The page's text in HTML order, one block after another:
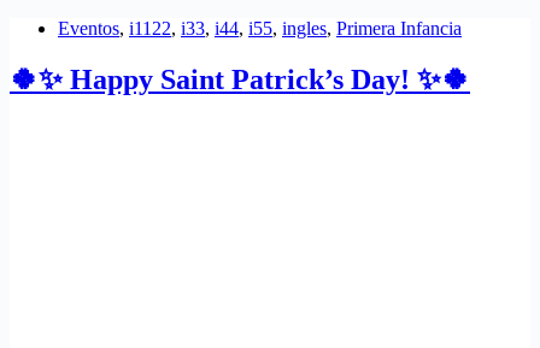
Eventos, i1122, i33, i44, i55, ingles, Primera Infancia
🍀✨ Happy Saint Patrick’s Day! ✨🍀